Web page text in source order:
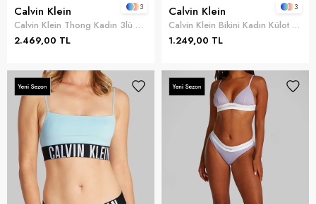
Calvin Klein
Calvin Klein Thong Kadın 3lü Külot Çok Renkli
2.469,00 TL
3 Calvin Klein
Calvin Klein Bikini Kadın Külot Beyaz
1.249,00 TL
3